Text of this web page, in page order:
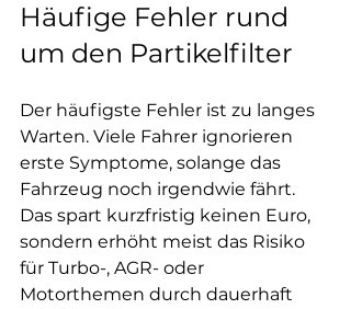
Häufige Fehler rund
um den Partikelfilter
Der häufigste Fehler ist zu langes
Warten. Viele Fahrer ignorieren
erste Symptome, solange das
Fahrzeug noch irgendwie fährt.
Das spart kurzfristig keinen Euro,
sondern erhöht meist das Risiko
für Turbo-, AGR- oder
Motorthemen durch dauerhaft